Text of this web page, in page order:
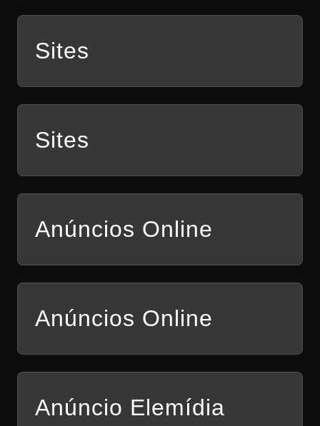
Sites
Sites
Anúncios Online
Anúncios Online
Anúncio Elemídia